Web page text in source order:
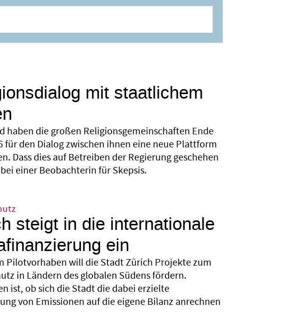
mit staatlichem
haben die großen Religionsgemeinschaften Ende
für den Dialog zwischen ihnen eine neue Plattform
Dass dies auf Betreiben der Regierung geschehen
einer Beobachterin für Skepsis.
steigt in die internationale
ein
Pilotvorhaben will die Stadt Zürich Projekte zum
in Ländern des globalen Südens fördern.
ist, ob sich die Stadt die dabei erzielte
von Emissionen auf die eigene Bilanz anrechnen